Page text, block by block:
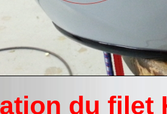
du filet